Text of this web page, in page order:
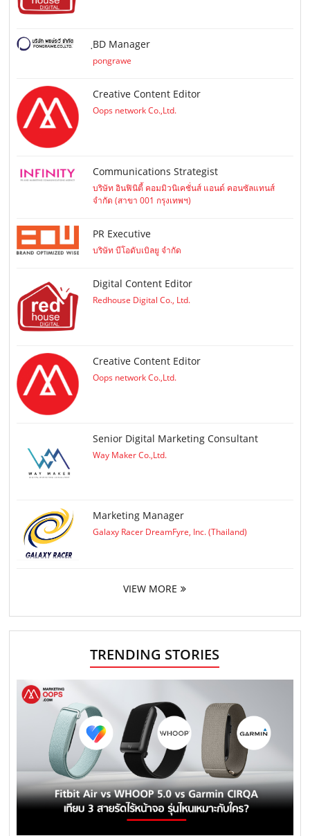
ฺBD Manager
pongrawe
Creative Content Editor
Oops network Co.,Ltd.
Communications Strategist
บริษัท อินฟินิตี้ คอมมิวนิเคชั่นส์ แอนด์ คอนซัลแทนส์
จำกัด (สาขา 001 กรุงเทพฯ)
PR Executive
บริษัท บีโอดับเบิลยู จำกัด
Digital Content Editor
Redhouse Digital Co., Ltd.
Creative Content Editor
Oops network Co.,Ltd.
Senior Digital Marketing Consultant
Way Maker Co.,Ltd.
Marketing Manager
Galaxy Racer DreamFyre, Inc. (Thailand)
VIEW MORE
TRENDING STORIES